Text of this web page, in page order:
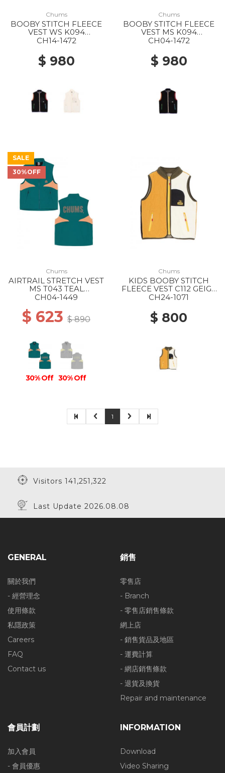
Chums
BOOBY STITCH FLEECE
VEST WS K094
BLACK/RAINBOW
CH14-1472
$ 980
Chums
BOOBY STITCH FLEECE
VEST MS K094
BLACK/RAINBOW
CH04-1472
$ 980
SALE
30%OFF
Chums
AIRTRAIL STRETCH VEST
MS T043 TEAL
GREEN/ORANGE
CH04-1449
$ 623 $ 890
30% Off 30% Off
Chums
KIDS BOOBY STITCH
FLEECE VEST C112 GEIGE
CRAZY
CH24-1071
$ 800
1
Visitors 141,251,322
Last Update 2026.08.08
GENERAL
關於我們
- 經營理念
使用條款
私隱政策
Careers
FAQ
Contact us
銷售
零售店
- Branch
- 零售店銷售條款
網上店
- 銷售貨品及地區
- 運費計算
- 網店銷售條款
- 退貨及換貨
Repair and maintenance
會員計劃
加入會員
- 會員優惠
INFORMATION
Download
Video Sharing